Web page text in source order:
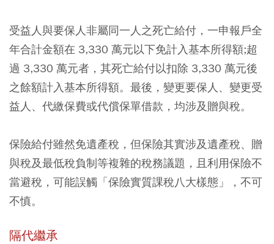
受益人與要保人非屬同一人之死亡給付，一申報戶全
年合計金額在 3,330 萬元以下免計入基本所得額;超
過 3,330 萬元者，其死亡給付以扣除 3,330 萬元後
之餘額計入基本所得額。最後，變更要保人、變更受
益人、代繳保費或代償保單借款，均涉及贈與稅。
保險給付雖然免遺產稅，但保險其實涉及遺產稅、贈
與稅及最低稅負制等複雜的稅務議題，且利用保險不
當避稅，可能誤觸「保險實質課稅八大樣態」，不可
不慎。
隔代繼承